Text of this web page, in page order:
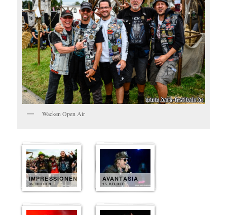
Wacken Open Air
IMPRESSIONEN
35 BILDER
AVANTASIA
15 BILDER